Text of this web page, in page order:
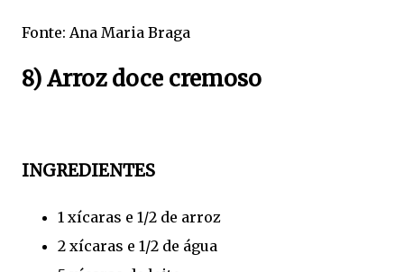
Fonte: Ana Maria Braga
8) Arroz doce cremoso
INGREDIENTES
1 xícaras e 1/2 de arroz
2 xícaras e 1/2 de água